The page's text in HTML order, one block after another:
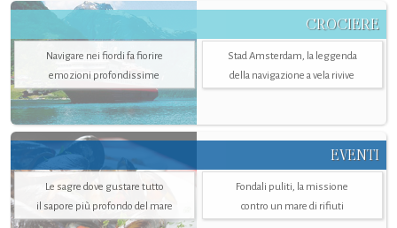
CROCIERE
Navigare nei fiordi fa fiorire
emozioni profondissime
Stad Amsterdam, la leggenda
della navigazione a vela rivive
EVENTI
Le sagre dove gustare tutto
il sapore più profondo del mare
Fondali puliti, la missione
contro un mare di rifiuti